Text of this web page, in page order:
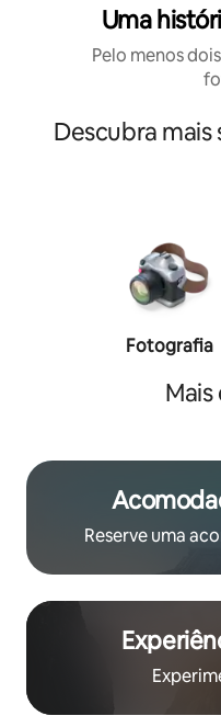
Uma
Pelo menos
Descubra
Fotografia
Reserve uma